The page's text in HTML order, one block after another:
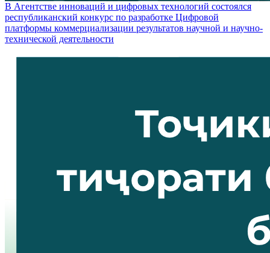
В Агентстве инноваций и цифровых технологий состоялся
республиканский конкурс по разработке Цифровой
платформы коммерциализации результатов научной и научно-
технической деятельности